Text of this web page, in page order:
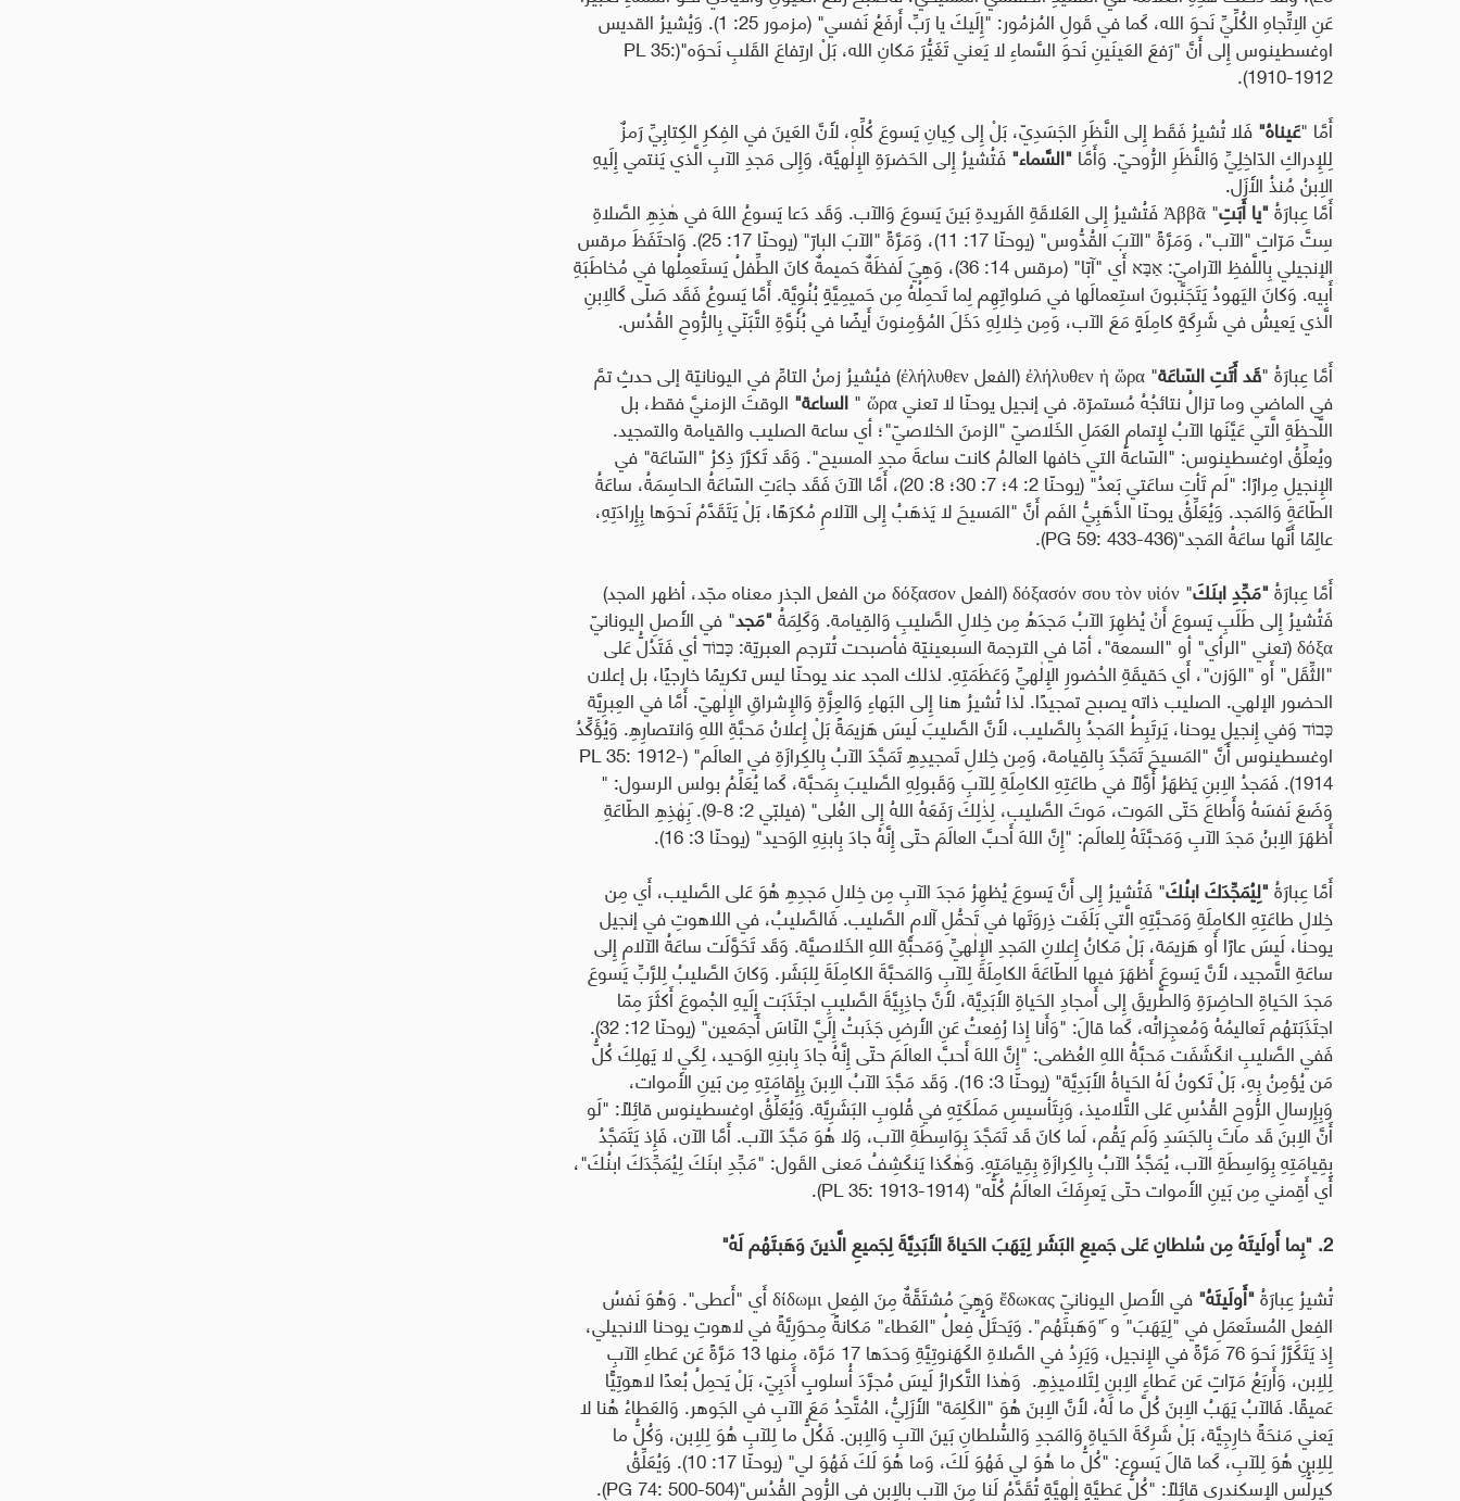
عَنِ الاِتِّجاهِ الكُلِّيِّ نَحوَ الله، كَما في قَولِ المُزمُور: "إِلَيكَ يا رَبِّ أَرفَعُ نَفسي" (مزمور 25: 1). وَيُشيرُ القديس
اوغسطينوس إِلى أَنَّ "رَفعَ العَينَينِ نَحوَ السَّماءِ لا يَعني تَغَيُّرَ مَكانِ الله، بَلْ ارتِفاعَ القَلبِ نَحوَه"(PL 35:
1910-1912
).
أَمَّا "عَيناهُ"فَلا تُشيرُ فَقَط إِلى النَّظَرِ الجَسَدِيّ، بَلْ إِلى كِيانِ يَسوعَ كُلِّهِ، لأَنَّ العَينَ في الفِكرِ الكِتابِيِّ رَمزٌ
لِلإِدراكِ الدّاخِلِيِّ وَالنَّظَرِ الرُّوحيّ. وَأَمَّا "السَّماء"فَتُشيرُ إِلى الحَضرَةِ الإِلٰهيَّة، وَإِلى مَجدِ الآبِ الَّذي يَنتمي إِلَيهِ
الِابنُ مُنذُ الأَزَل.
أَمَّا عِبارَةُ"يا أَبَتِ"
Ἀββᾶفَتُشيرُ إِلى العَلاقَةِ الفَريدةِ بَينَ يَسوعَ وَالآب. وَقَد دَعا يَسوعُ اللهَ في هٰذِهِ الصَّلاةِ
سِتَّ مَرّاتٍ "الآب"، وَمَرَّةً "الآبَ القُدُّوس" (يوحنّا 17: 11)، وَمَرَّةً "الآبَ البارّ" (يوحنّا 17: 25). وَاحتَفَظَ مرقس
الإنجيلي بِاللَّفظِ الآراميّ:אַבָּא أَي "آبّا" (مرقس 14: 36)، وَهِيَ لَفظَةٌ حَميمةٌ كانَ الطِّفلُ يَستَعمِلُها في مُخاطَبَةِ
أَبيه. وَكانَ اليَهودُ يَتَجَنَّبونَ استِعمالَها في صَلواتِهِم لِما تَحمِلُهُ مِن حَميمِيَّةٍ بُنُوِيَّة. أَمَّا يَسوعُ فَقَد صَلّى كَالِابنِ
الَّذي يَعيشُ في شَرِكَةٍ كامِلَةٍ مَعَ الآب، وَمِن خِلالِهِ دَخَلَ المُؤمِنونَ أَيضًا في بُنُوَّةِ التَّبَنّي بِالرُّوحِ القُدُس.
أَمَّا عِبارَةُ "قَد أَتَتِ السّاعَة"
ἐλήλυθενἡὥρα (الفعلἐλήλυθεν) فيُشيرُ زمنُ التامِّ في اليونانيّة إلى حدثٍ تمَّ
في الماضي وما تزالُ نتائجُهُ مُستمرّة. في إنجيل يوحنّا لا تعنيὥρα
"الساعة" الوقتَ الزمنيَّ فقط، بل
اللَّحظَةِ الَّتي عَيَّنَها الآبُ لِإِتمامِ العَمَلِ الخَلاصيّ "الزمنَ الخلاصيّ"؛ أي ساعة الصليب والقيامة والتمجيد.
ويُعلِّقُ اوغسطينوس: "السّاعةُ التي خافها العالمُ كانت ساعةَ مجدِ المسيح". وَقَد تَكرَّرَ ذِكرُ "السّاعَة" في
الإِنجيلِ مِرارًا: "لَم تَأتِ ساعَتي بَعدُ" (يوحنّا 2: 4؛ 7: 30؛ 8: 20)، أَمَّا الآنَ فَقَد جاءَتِ السّاعَةُ الحاسِمَةُ، ساعَةُ
الطّاعَةِ وَالمَجد. وَيُعَلِّقُ يوحنّا الذَّهَبِيُّ الفَم أَنَّ "المَسيحَ لا يَذهَبُ إِلى الآلامِ مُكرَهًا، بَلْ يَتَقَدَّمُ نَحوَها بِإِرادَتِهِ،
عالِمًا أَنَّها ساعَةُ المَجد"(PG 59: 433-436
).
أَمَّا عِبارَةُ"مَجِّدِ ابنَكَ"
δόξασόνσουτὸνυἱόν (الفعلδόξασονمن الفعل الجذر معناه مجّد، أظهر المجد)
فَتُشيرُ إِلى طَلَبِ يَسوعَ أَنْ يُظهِرَ الآبُ مَجدَهُ مِن خِلالِ الصَّليبِ وَالقِيامة. وَكَلِمَةُ"مَجد" في الأَصلِ اليونانيّ
δόξα(تعني "الرأي" أو "السمعة"، أمّا في الترجمة السبعينيّة فأصبحت تُترجم العبريّة:כָּבוֹדأي فَتَدُلُّ عَلى
"الثِّقَل" أَو "الوَزن"، أَي حَقيقَةِ الحُضورِ الإِلٰهيِّ وَعَظَمَتِهِ. لذلك المجد عند يوحنّا ليس تكريمًا خارجيًا، بل إعلان
الحضور الإلهي. الصليب ذاته يصبح تمجيدًا. لذا تُشيرُ هنا إِلى البَهاءِ وَالعِزَّةِ وَالإِشراقِ الإِلٰهيّ. أَمَّا في العِبرِيَّة
כָּבוֹדوَفي إِنجيلِ يوحنا، يَرتَبِطُ المَجدُ بِالصَّليب، لأَنَّ الصَّليبَ لَيسَ هَزيمَةً بَلْ إِعلانُ مَحبَّةِ اللهِ وَانتصارِهِ. وَيُؤَكِّدُ
اوغسطينوس أَنَّ "المَسيحَ تَمَجَّدَ بِالقِيامة، وَمِن خِلالِ تَمجيدِهِ تَمَجَّدَ الآبُ بِالكِرازَةِ في العالَم" (PL 35: 1912-
1914). فَمَجدُ الِابنِ يَظهَرُ أَوَّلًا في طاعَتِهِ الكامِلَةِ لِلآبِ وَقَبولِهِ الصَّليبَ بِمَحبَّة، كَما يُعَلِّمُبولس الرسول: "
وَضَعَ نَفسَهُ وَأَطاعَ حَتّى المَوت، مَوتَ الصَّليب، لِذٰلِكَ رَفَعَهُ اللهُ إِلى العُلى" (فيلبّي 2: 8-9). َبِهٰذِهِ الطّاعَةِ
أَظهَرَ الِابنُ مَجدَ الآبِ وَمَحبَّتَهُ لِلعالَم: "إِنَّ اللهَ أَحبَّ العالَمَ حتّى إِنَّهُ جادَ بِابنِهِ الوَحيد" (يوحنّا 3: 16)
.
أَمَّا عِبارَةُ"لِيُمَجِّدَكَ ابنُكَ" فَتُشيرُ إِلى أَنَّ يَسوعَ يُظهِرُ مَجدَ الآبِ مِن خِلالِ مَجدِهِ هُوَ عَلى الصَّليب، أَي مِن
خِلالِ طاعَتِهِ الكامِلَةِ وَمَحبَّتِهِ الَّتي بَلَغَت ذِروَتَها في تَحمُّلِ آلامِ الصَّليب. فَالصَّليبُ، في اللاهوتِ في إنجيل
يوحنا، لَيسَ عارًا أَو هَزيمَة، بَلْ مَكانُ إِعلانِ المَجدِ الإِلٰهيِّ وَمَحبَّةِ اللهِ الخَلاصيَّة. وَقَد تَحَوَّلَت ساعَةُ الآلامِ إِلى
ساعَةِ التَّمجيد، لأَنَّ يَسوعَ أَظهَرَ فيها الطّاعَةَ الكامِلَةَ لِلآبِ وَالمَحبَّةَ الكامِلَةَ لِلبَشَر. وَكانَ الصَّليبُ لِلرَّبِّ يَسوعَ
مَجدَ الحَياةِ الحاضِرَةِ وَالطَّريقَ إِلى أَمجادِ الحَياةِ الأَبَدِيَّة، لأَنَّ جاذِبِيَّةَ الصَّليبِ اجتَذَبَت إِلَيهِ الجُموعَ أَكثَرَ مِمّا
اجتَذَبَتهُم تَعاليمُهُ وَمُعجِزاتُه، كَما قالَ: "وَأَنا إِذا رُفِعتُ عَنِ الأَرضِ جَذَبتُ إِلَيَّ النّاسَ أَجمَعين" (يوحنّا 12: 32).
فَفي الصَّليبِ انكَشَفَت مَحبَّةُ اللهِ العُظمى: "إِنَّ اللهَ أَحبَّ العالَمَ حتّى إِنَّهُ جادَ بِابنِهِ الوَحيد، لِكَي لا يَهلِكَ كُلُّ
مَن يُؤمِنُ بِهِ، بَلْ تَكونُ لَهُ الحَياةُ الأَبَدِيَّة" (يوحنّا 3: 16) . وَقَد مَجَّدَ الآبُ الِابنَ بِإِقامَتِهِ مِن بَينِ الأَموات،
وَبِإِرسالِ الرُّوحِ القُدُسِ عَلى التَّلاميذ، وَبِتَأسيسِ مَملَكَتِهِ في قُلوبِ البَشَرِيَّة. وَيُعَلِّقُ اوغسطينوسقائِلًا: "لَو
أَنَّ الِابنَ قَد ماتَ بِالجَسَدِ وَلَم يَقُم، لَما كانَ قَد تَمَجَّدَ بِوَاسِطَةِ الآب، وَلا هُوَ مَجَّدَ الآب. أَمَّا الآن، فَإِذ يَتَمَجَّدُ
بِقِيامَتِهِ بِوَاسِطَةِ الآب، يُمَجَّدُ الآبُ بِالكِرازَةِ بِقِيامَتِهِ. وَهٰكَذا يَنكَشِفُ مَعنى القَول: "مَجِّدِ ابنَكَ لِيُمَجِّدَكَ ابنُكَ"،
أَي أَقِمني مِن بَينِ الأَموات حتّى يَعرِفَكَ العالَمُ كُلُّه" (PL 35: 1913-1914
).
2. "بِما أَولَيتَهُ مِن سُلطانٍ عَلى جَميعِ البَشَر لِيَهَبَ الحَياةَ الأَبَدِيَّةَ لِجَميعِ الَّذينَ وَهَبتَهُم لَهُ"
تُشيرُ عِبارَةُ"أَولَيتَهُ"في الأَصلِ اليونانيّἔδωκαςوَهِيَ مُشتَقَّةٌ مِنَ الفِعلِδίδωμιأَي "أَعطى". وَهُوَ نَفسُ
الفِعلِ المُستَعمَلِ في "لِيَهَبَ" و َ"وَهَبتَهُم". وَيَحتَلُّ فِعلُ "العَطاء" مَكانةً مِحوَرِيَّةً في لاهوتِ يوحنا الانجيلي،
إِذ يَتَكَرَّرُ نَحوَ 76 مَرَّةً في الإِنجيل، وَيَرِدُ في الصَّلاةِ الكَهَنوتِيَّةِ وَحدَها 17 مَرَّة، مِنها 13 مَرَّةً عَن عَطاءِ الآبِ
لِلِابن، وَأَربَعُ مَرّاتٍ عَن عَطاءِ الِابنِ لِتَلاميذِهِ. وَهٰذا التَّكرارُ لَيسَ مُجرَّدَ أُسلوبٍ أَدَبِيّ، بَلْ يَحمِلُ بُعدًا لاهوتِيًّا
عَميقًا. فَالآبُ يَهَبُ الِابنَ كُلَّ ما لَهُ، لأَنَّ الِابنَ هُوَ "الكَلِمَة" الأَزَلِيُّ، المُتَّحِدُ مَعَ الآبِ في الجَوهر. وَالعَطاءُ هُنا لا
يَعني مَنحَةً خارِجِيَّة، بَلْ شَرِكَةَ الحَياةِ وَالمَجدِ وَالسُّلطانِ بَينَ الآبِ وَالِابن. فَكُلُّ ما لِلآبِ هُوَ لِلِابن، وَكُلُّ ما
لِلِابنِ هُوَ لِلآبِ، كَما قالَ يَسوع: "كُلُّ ما هُوَ لي فَهُوَ لَكَ، وَما هُوَ لَكَ فَهُوَ لي" (يوحنّا 17: 10). وَيُعَلِّقُ
كيرِلُّس الإِسكندري قائِلًا: "كُلُّ عَطيَّةٍ إِلٰهيَّةٍ تُقَدَّمُ لَنا مِنَ الآبِ بِالِابنِ في الرُّوحِ القُدُس"(PG 74: 500-504
).